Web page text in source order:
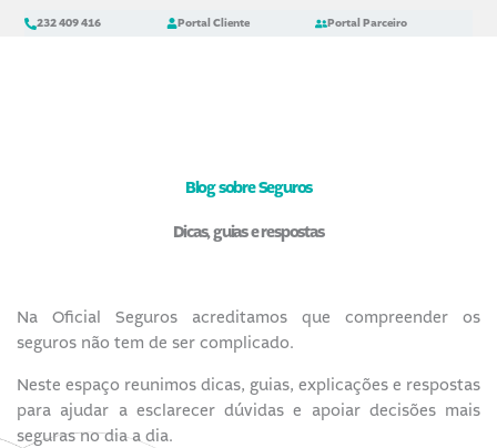
content
232 409 416 Portal Cliente Portal Parceiro
Blog sobre Seguros
Dicas, guias e respostas
Na Oficial Seguros acreditamos que compreender os
seguros não tem de ser complicado.
Neste espaço reunimos dicas, guias, explicações e respostas
para ajudar a esclarecer dúvidas e apoiar decisões mais
seguras no dia a dia.